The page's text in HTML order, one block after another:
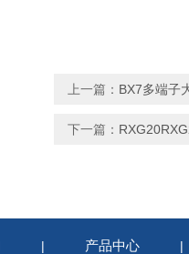
上一篇： BX7多端子
下一篇：
| 产品中心